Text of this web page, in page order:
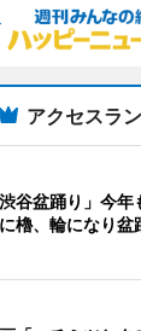
アクセスラ
渋谷盆踊り」今
櫓、輪になり盆